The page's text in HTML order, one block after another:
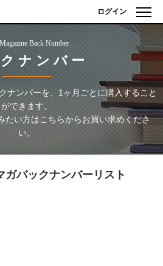
ログイン
Back Number
ナンバー
ナンバーを、1ヶ月ごとに購入すること
ができます。
たい方はこちらからお買い求めくださ
い。
ガバックナンバーリスト